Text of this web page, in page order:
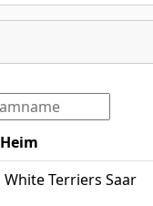
Heim
White Terriers Saar